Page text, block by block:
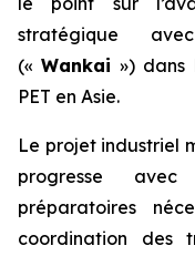
stratégique
(«Wankai ») dans
PET en Asie.
Le projet industriel
progresse
préparatoires
coordination des